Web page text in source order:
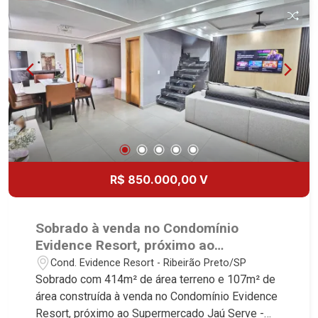
1051 - Alto da Boa Vista | Ribeirão Preto.
R$ 850.000,00 V
Sobrado à venda no Condomínio
Evidence Resort, próximo ao
Supermercado Jaú Serve - Ribeirão
Preto/SP.
Cond. Evidence Resort - Ribeirão Preto/SP
Sobrado com 414m² de área terreno e 107m² de
área construída à venda no Condomínio Evidence
Resort, próximo ao Supermercado Jaú Serve -